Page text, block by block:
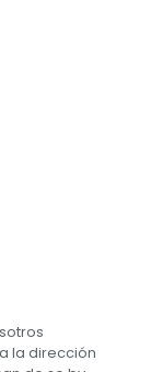
la dirección